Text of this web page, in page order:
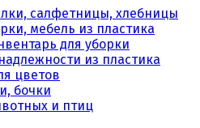
салфетницы, хлебницы
мебель из пластика
для уборки
из пластика
цветов
бочки
и птиц